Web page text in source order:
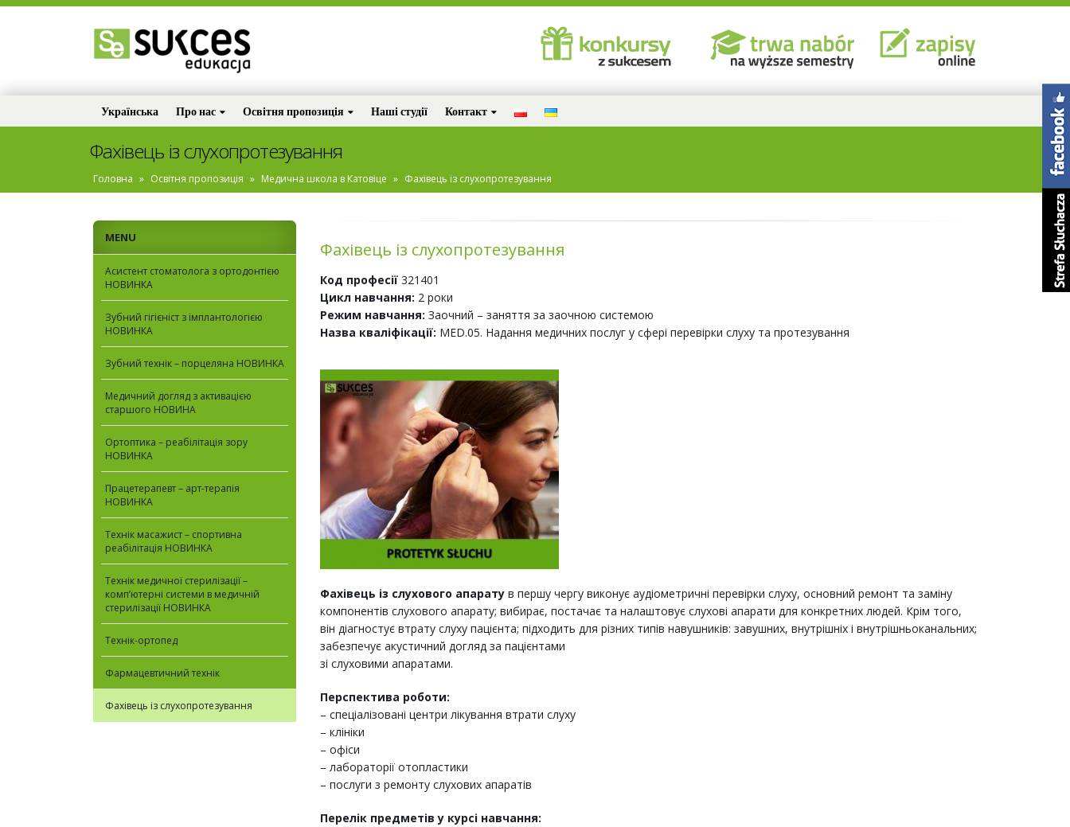
Українська Про нас Освітня пропозиція Наші студії Контакт
Фахівець із слухопротезування
Головна » Освітня пропозиція » Медична школа в Катовіце » Фахівець із слухопротезування
Фахівець із слухопротезування
Код професії 321401
Цикл навчання: 2 роки
Режим навчання: Заочний – заняття за заочною системою
Назва кваліфікації: MED.05. Надання медичних послуг у сфері перевірки слуху та протезування
Фахівець із слухового апарату в першу чергу виконує аудіометричні перевірки слуху, основний ремонт та заміну
компонентів слухового апарату; вибирає, постачає та налаштовує слухові апарати для конкретних людей. Крім того,
він діагностує втрату слуху пацієнта; підходить для різних типів навушників: завушних, внутрішніх і внутрішньоканальних;
забезпечує акустичний догляд за пацієнтами
зі слуховими апаратами.
Перспектива роботи:
– спеціалізовані центри лікування втрати слуху
– клініки
– офіси
– лабораторії отопластики
– послуги з ремонту слухових апаратів
Перелік предметів у курсі навчання:
MENU
Асистент стоматолога з ортодонтією
НОВИНКА
Зубний гігієніст з імплантологією
НОВИНКА
Зубний технік – порцеляна НОВИНКА
Медичний догляд з активацією
старшого НОВИНА
Ортоптика – реабілітація зору
НОВИНКА
Працетерапевт – арт-терапія
НОВИНКА
Технік масажист – спортивна
реабілітація НОВИНКА
Технік медичної стерилізації –
комп’ютерні системи в медичній
стерилізації НОВИНКА
Технік-ортопед
Фармацевтичний технік
Фахівець із слухопротезування